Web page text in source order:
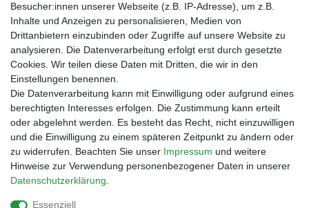
Zahlungsarten
Vorabüberweisung
Rechnungskauf
Zahlung bei Abholung
PayPal (inkl. Kreditkarten)
Besucher:innen unserer Webseite (z.B. IP-Adresse), um z.B.
Inhalte und Anzeigen zu personalisieren, Medien von
Drittanbietern einzubinden oder Zugriffe auf unsere Website zu
analysieren. Die Datenverarbeitung erfolgt erst durch gesetzte
Cookies. Wir teilen diese Daten mit Dritten, die wir in den
Einstellungen benennen.
Die Datenverarbeitung kann mit Einwilligung oder aufgrund eines
berechtigten Interesses erfolgen. Die Zustimmung kann erteilt
oder abgelehnt werden. Es besteht das Recht, nicht einzuwilligen
und die Einwilligung zu einem späteren Zeitpunkt zu ändern oder
zu widerrufen. Beachten Sie unser Impressum und weitere
Hinweise zur Verwendung personenbezogener Daten in unserer
Daten­schutz­erklärung
Essenziell